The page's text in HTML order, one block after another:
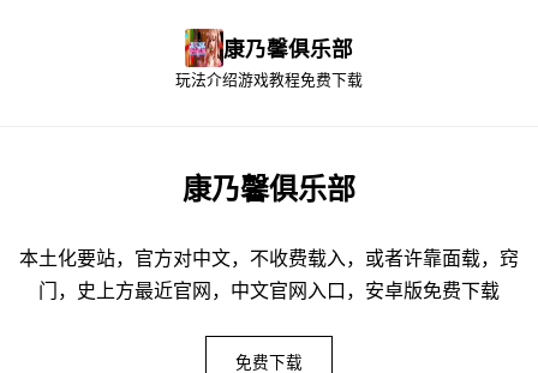
康乃馨俱乐部
玩法介绍游戏教程免费下载
康乃馨俱乐部
本土化要站，官方对中文，不收费载入，或者许靠面载，窍
门，史上方最近官网，中文官网入口，安卓版免费下载
免费下载